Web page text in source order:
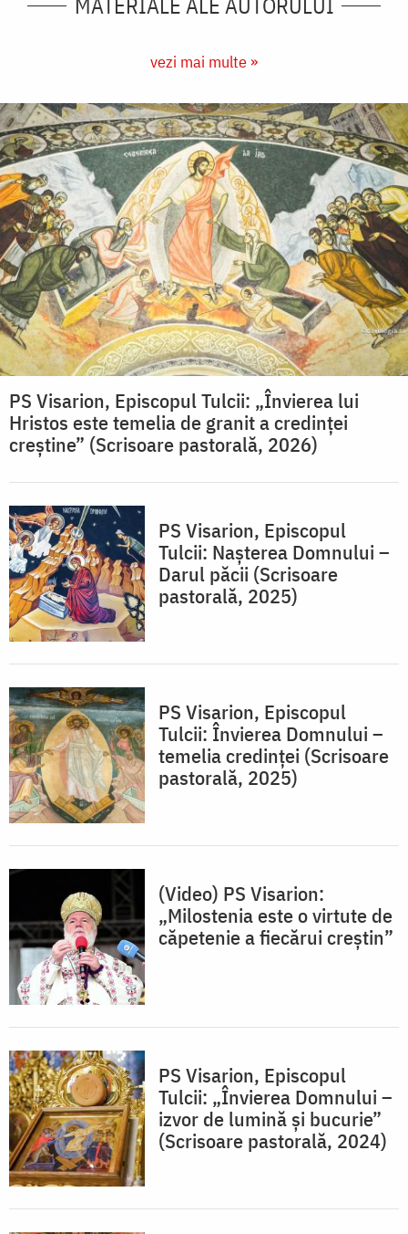
MATERIALE ALE AUTORULUI
vezi mai multe »
PS Visarion, Episcopul Tulcii: „Învierea lui
Hristos este temelia de granit a credinței
creștine” (Scrisoare pastorală, 2026)
PS Visarion, Episcopul
Tulcii: Nașterea Domnului –
Darul păcii (Scrisoare
pastorală, 2025)
PS Visarion, Episcopul
Tulcii: Învierea Domnului –
temelia credinței (Scrisoare
pastorală, 2025)
(Video) PS Visarion:
„Milostenia este o virtute de
căpetenie a fiecărui creștin”
PS Visarion, Episcopul
Tulcii: „Învierea Domnului –
izvor de lumină și bucurie”
(Scrisoare pastorală, 2024)